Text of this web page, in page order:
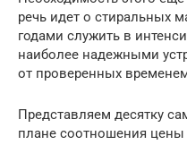
речь идет о стиральных
годами служить в
наиболее надежными
от проверенных
Представляем десятку
плане соотношения цены